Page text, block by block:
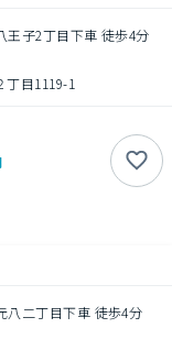
王子2丁目下車 徒歩4分
目1119-1
八二丁目下車 徒歩4分